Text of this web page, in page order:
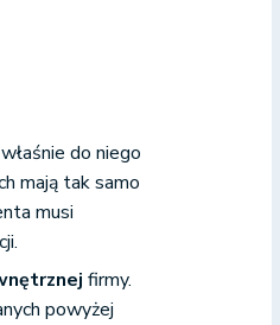
do niego
mają tak samo
musi
firmy.
powyżej